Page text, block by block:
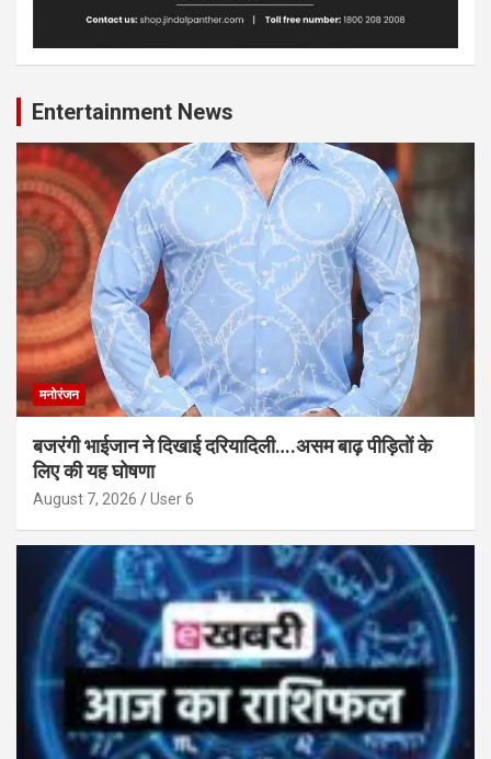
Entertainment News
मनोरंजन
बजरंगी भाईजान ने दिखाई दरियादिली….असम बाढ़ पीड़ितों के
लिए की यह घोषणा
August 7, 2026 User 6